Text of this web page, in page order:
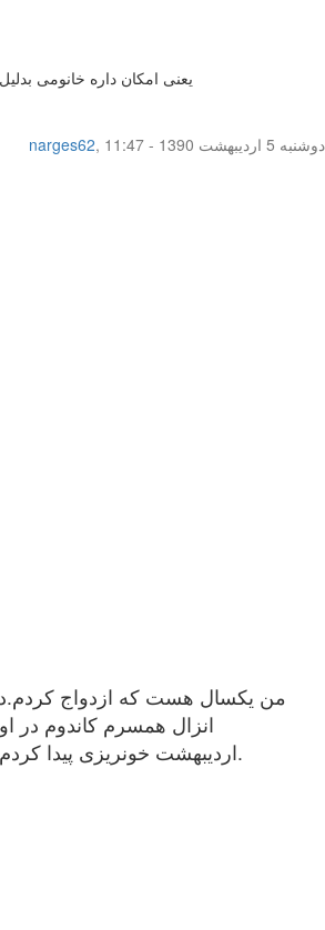
یعنی امکان داره خانومی
narges62,
دوشنبه 5 اردیبهشت 1390 - 11:47
اردیبهشت خونریزی پیدا کردم.(مقدارش زیاد نیست و همانند خون پریودی می مونه) تا بحال اینطوری نشده بودم چون قبلا هم از قرص اورژانسی استفاده کرده بودم.